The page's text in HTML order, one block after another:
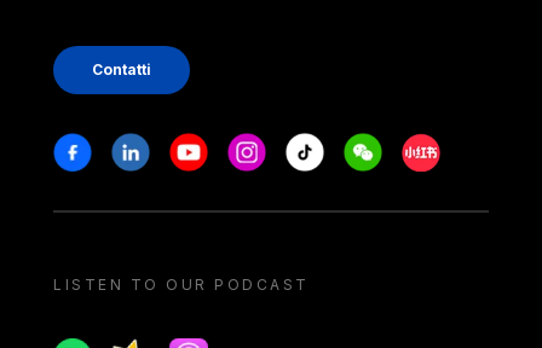
Contatti
Stay in touch
FacebookLinkedinYoutubeInstagram
Tiktok WeechatXiaohongshu/
LISTEN TO OUR PODCAST